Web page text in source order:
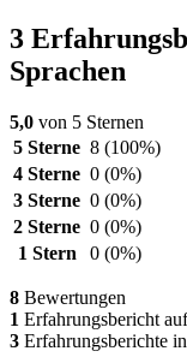
3
Sprachen
5,0 von 5 Sternen
5 Sterne 8 (100%)
4 Sterne 0 (0%)
3 Sterne 0 (0%)
2 Sterne 0 (0%)
1 Stern
0 (0%)
8 Bewertungen
1 Erfahrungsbericht
3 Erfahrungsberichte